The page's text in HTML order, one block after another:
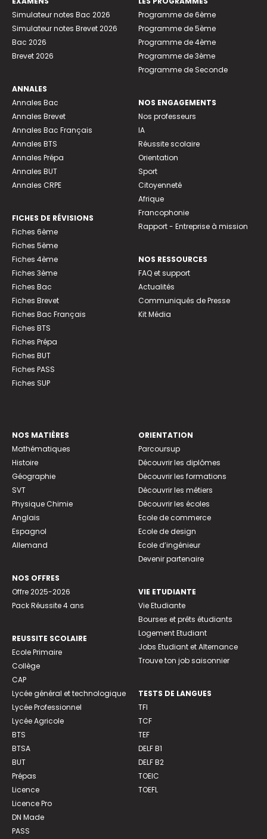
Simulateur notes Bac 2026
Simulateur notes Brevet 2026
Bac 2026
Brevet 2026
ANNALES
Annales Bac
Annales Brevet
Annales Bac Français
Annales BTS
Annales Prépa
Annales BUT
Annales CRPE
FICHES DE RÉVISIONS
Fiches 6ème
Fiches 5ème
Fiches 4ème
Fiches 3ème
Fiches Bac
Fiches Brevet
Fiches Bac Français
Fiches BTS
Fiches Prépa
Fiches BUT
Fiches PASS
Fiches SUP
Programme de 6ème
Programme de 5ème
Programme de 4ème
Programme de 3ème
Programme de Seconde
NOS ENGAGEMENTS
Nos professeurs
IA
Réussite scolaire
Orientation
Sport
Citoyenneté
Afrique
Francophonie
Rapport - Entreprise à mission
NOS RESSOURCES
FAQ et support
Actualités
Communiqués de Presse
Kit Média
NOS MATIÈRES
Mathématiques
Histoire
Géographie
SVT
Physique Chimie
Anglais
Espagnol
Allemand
NOS OFFRES
Offre 2025-2026
Pack Réussite 4 ans
REUSSITE SCOLAIRE
Ecole Primaire
Collège
CAP
Lycée général et technologique
Lycée Professionnel
Lycée Agricole
BTS
BTSA
BUT
Prépas
Licence
Licence Pro
DN Made
PASS
ORIENTATION
Parcoursup
Découvrir les diplômes
Découvrir les formations
Découvrir les métiers
Découvrir les écoles
Ecole de commerce
Ecole de design
Ecole d’ingénieur
Devenir partenaire
VIE ETUDIANTE
Vie Etudiante
Bourses et prêts étudiants
Logement Etudiant
Jobs Etudiant et Alternance
Trouve ton job saisonnier
TESTS DE LANGUES
TFI
TCF
TEF
DELF B1
DELF B2
TOEIC
TOEFL